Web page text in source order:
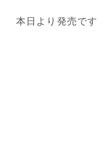
本日より発売で